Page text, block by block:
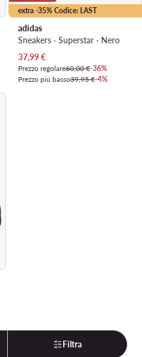
extra -35% Codice: LAST
adidas
Sneakers · Superstar · Nero
Prezzo attuale
37,99€
Prezzo regolare60,00 €-36%
Prezzo più basso39,95 €-4%
Filtra